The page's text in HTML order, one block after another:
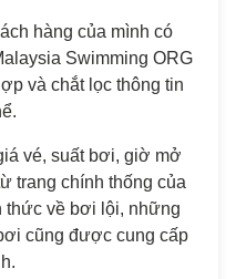
hàng của mình có
Swimming ORG
và chắt lọc thông tin
vé, suất bơi, giờ mở
trang chính thống của
thức về bơi lội, những
cũng được cung cấp